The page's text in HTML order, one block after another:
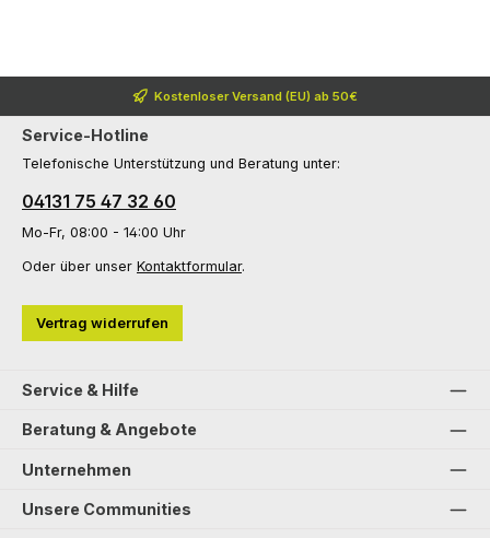
Kostenloser Versand (EU) ab 50€
Service-Hotline
Telefonische Unterstützung und Beratung unter:
04131 75 47 32 60
Mo-Fr, 08:00 - 14:00 Uhr
Oder über unser Kontaktformular.
Vertrag widerrufen
Service & Hilfe
Beratung & Angebote
Unternehmen
Unsere Communities